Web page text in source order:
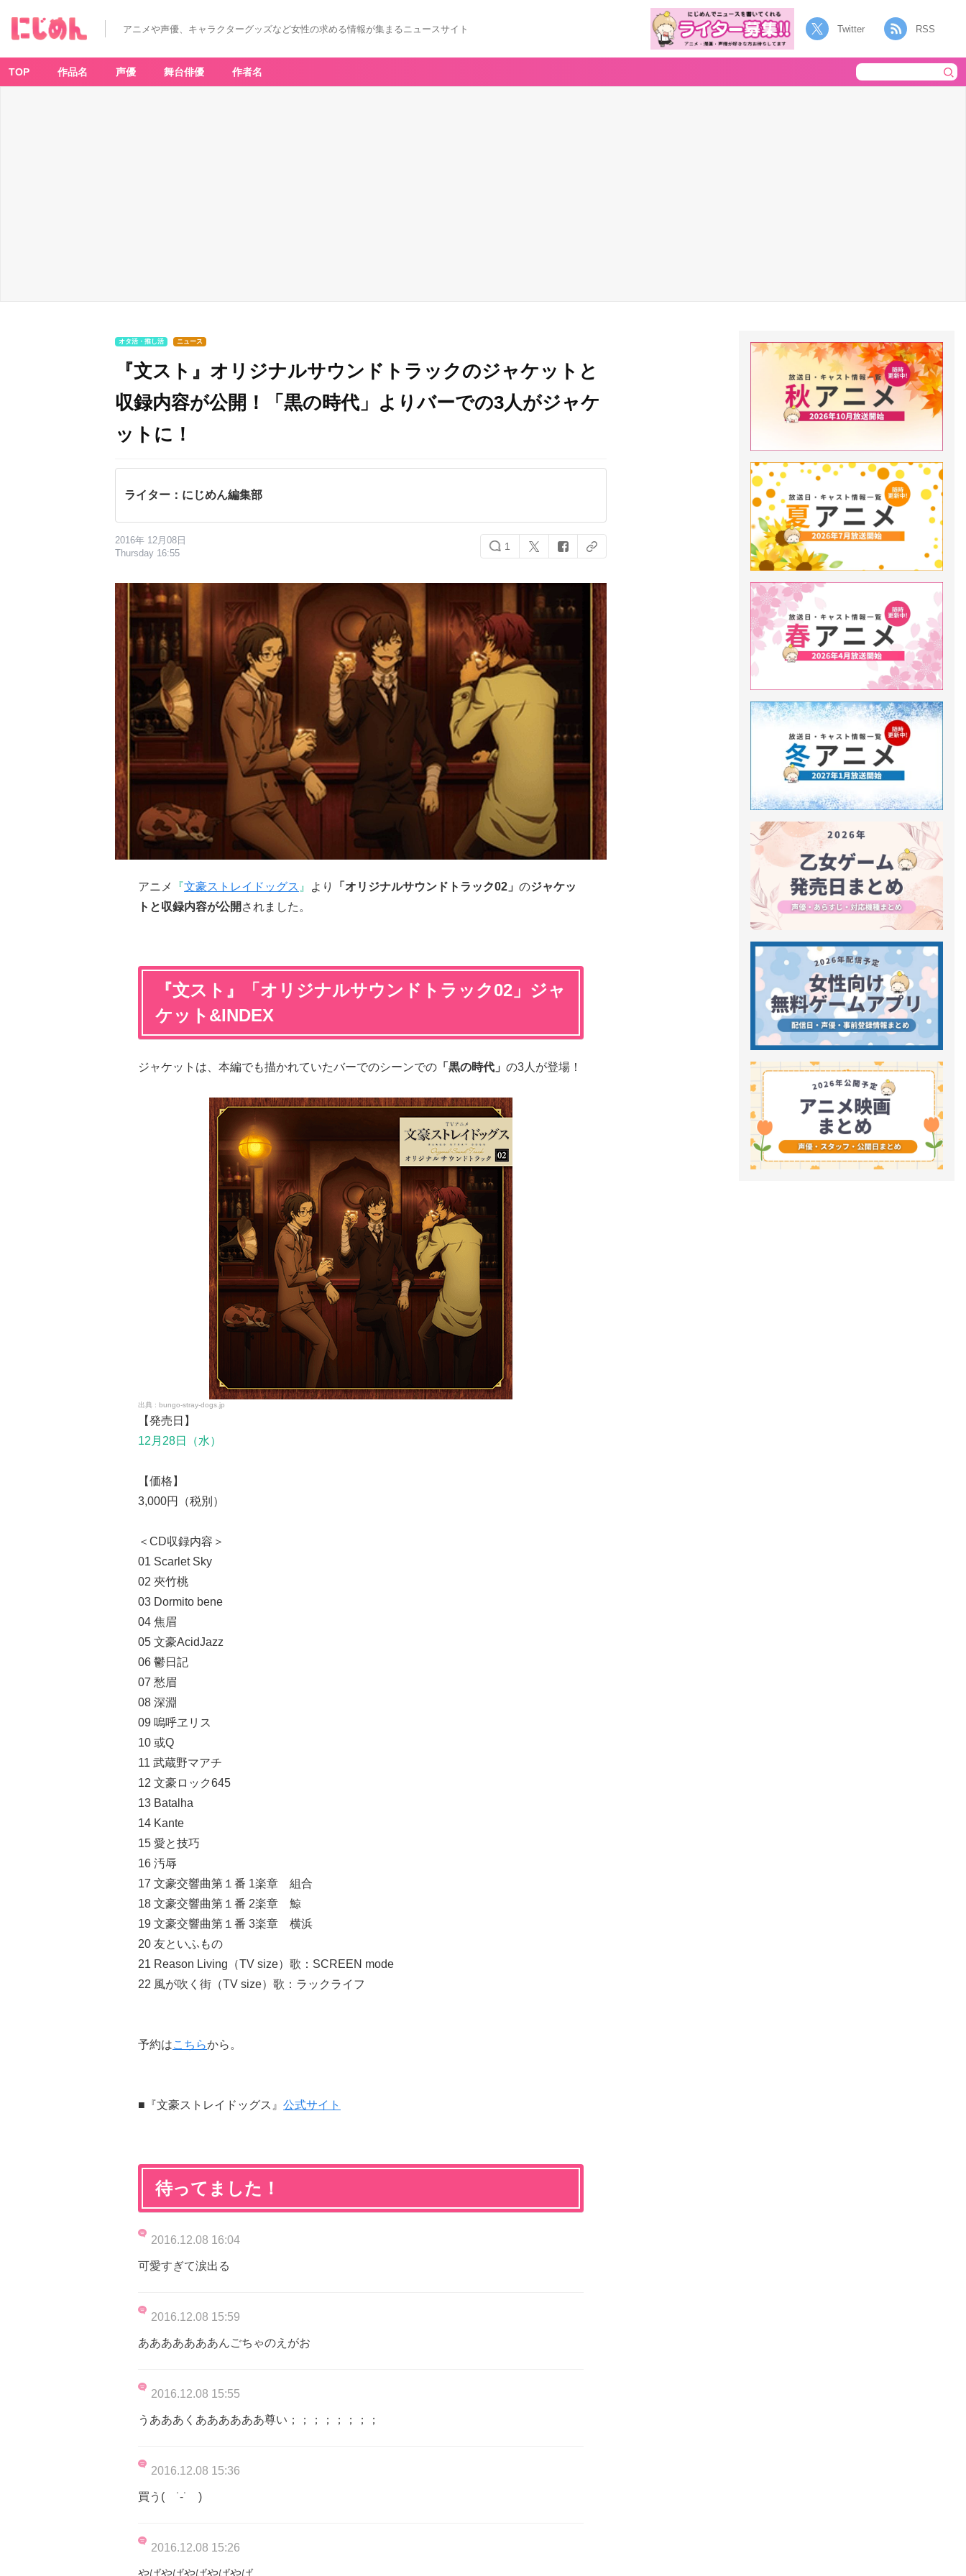
アニメや声優、キャラクターグッズなど女性の求める情報が集まるニュースサイト Twitter RSS
TOP 作品名 声優 舞台俳優 作者名
オタ活・推し活 ニュース
『文スト』オリジナルサウンドトラックのジャケットと
収録内容が公開！「黒の時代」よりバーでの3人がジャケ
ットに！
ライター：にじめん編集部
2016年 12月08日
Thursday 16:55
1
アニメ 『文豪ストレイドッグス 』 より 「オリジナルサウンドトラック02」 のジャケッ
トと収録内容が公開 されました。
『文スト』「オリジナルサウンドトラック02」ジャ
ケット&INDEX
ジャケットは、本編でも描かれていたバーでのシーンでの 「黒の時代」 の3人が登場！
bungo-stray-dogs.jp
【発売日】
12月28日（水）
【価格】
3,000円（税別）
＜CD収録内容＞
01 Scarlet Sky
02 夾竹桃
03 Dormito bene
04 焦眉
05 文豪AcidJazz
06 鬱日記
07 愁眉
08 深淵
09 嗚呼ヱリス
10 或Q
11 武蔵野マアチ
12 文豪ロック645
13 Batalha
14 Kante
15 愛と技巧
16 汚辱
17 文豪交響曲第１番 1楽章 組合
18 文豪交響曲第１番 2楽章 鯨
19 文豪交響曲第１番 3楽章 横浜
20 友といふもの
21 Reason Living（TV size）歌：SCREEN mode
22 風が吹く街（TV size）歌：ラックライフ
予約はこちらから。
■『文豪ストレイドッグス』 公式サイト
待ってました！
2016.12.08 16:04
可愛すぎて涙出る
2016.12.08 15:59
あああああああんごちゃのえがお
2016.12.08 15:55
うあああくああああああ尊い；；；；；；；；
2016.12.08 15:36
買う( ˙-˙ )
2016.12.08 15:26
やばやばやばやばやば